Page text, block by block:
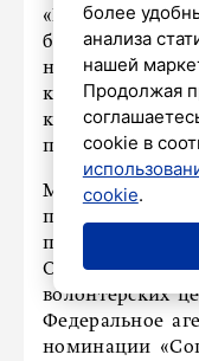
«Помощь
без попечения
направлений
компании»,
персоналом
проводится по
при
волонтёрских
Федеральное
номинации
более
анализа
нашей
Продолжая
cookie в
cookie.